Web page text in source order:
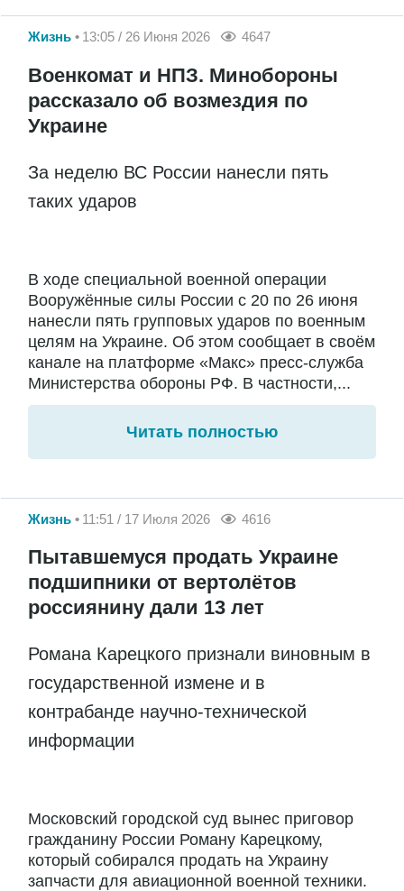
Жизнь 13:05 / 26 Июня 2026 4647
Военкомат и НПЗ. Минобороны
рассказало об возмездия по
Украине
За неделю ВС России нанесли пять
таких ударов
В ходе специальной военной операции
Вооружённые силы России с 20 по 26 июня
нанесли пять групповых ударов по военным
целям на Украине. Об этом сообщает в своём
канале на платформе «Макс» пресс-служба
Министерства обороны РФ. В частности,...
Читать полностью
Жизнь 11:51 / 17 Июля 2026 4616
Пытавшемуся продать Украине
подшипники от вертолётов
россиянину дали 13 лет
Романа Карецкого признали виновным в
государственной измене и в
контрабанде научно-технической
информации
Московский городской суд вынес приговор
гражданину России Роману Карецкому,
который собирался продать на Украину
запчасти для авиационной военной техники.